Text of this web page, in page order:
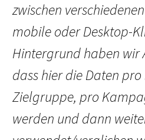
zwischen
mobile oder Desktop-
Hintergrund haben wir
dass hier die Daten
Zielgruppe, pro
werden und dann